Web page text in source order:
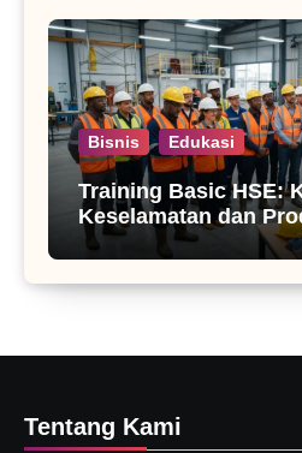
Bisnis Edukasi
Training Basic HSE:
Keselamatan dan
Tentang Kami